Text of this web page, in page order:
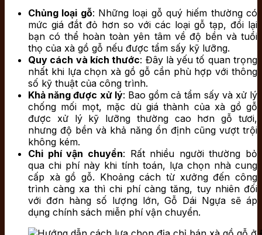
Chủng loại gỗ: Những loại gỗ quý hiếm thường có
mức giá đắt đỏ hơn so với các loại gỗ tạp, đổi lại
bạn có thể hoàn toàn yên tâm về độ bền và tuổi
thọ của xà gồ gỗ nếu được tẩm sấy kỹ lưỡng.
Quy cách và kích thước: Đây là yếu tố quan trọng
nhất khi lựa chọn xà gồ gỗ cần phù hợp với thông
số kỹ thuật của công trình.
Khả năng được xử lý: Bao gồm cả tẩm sấy và xử lý
chống mối mọt, mặc dù giá thành của xà gồ gỗ
được xử lý kỹ lưỡng thường cao hơn gỗ tươi,
nhưng độ bền và khả năng ổn định cũng vượt trội
không kém.
Chi phí vận chuyển: Rất nhiều người thường bỏ
qua chi phí này khi tính toán, lựa chọn nhà cung
cấp xà gồ gỗ. Khoảng cách từ xưởng đến công
trình càng xa thì chi phí càng tăng, tuy nhiên đối
với đơn hàng số lượng lớn, Gỗ Dái Ngựa sẽ áp
dụng chính sách miễn phí vận chuyển.